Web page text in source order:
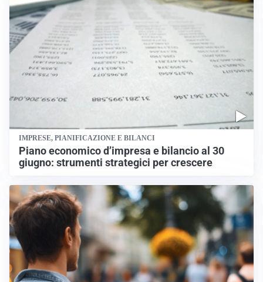
IMPRESE, PIANIFICAZIONE E BILANCI
Piano economico d’impresa e bilancio al 30
giugno: strumenti strategici per crescere